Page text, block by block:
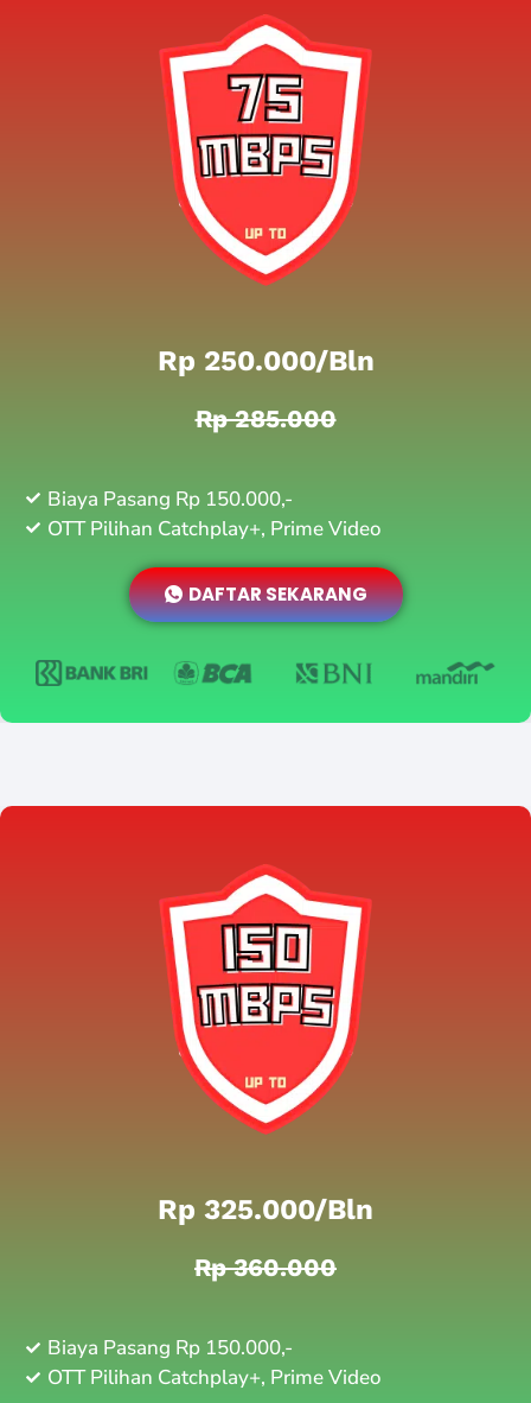
Rp 250.000/bln
Rp 285.000
Biaya Pasang Rp 150.000,-
OTT Pilihan Catchplay+, Prime Video
DAFTAR SEKARANG
Rp 325.000/bln
Rp 360.000
Biaya Pasang Rp 150.000,-
OTT Pilihan Catchplay+, Prime Video